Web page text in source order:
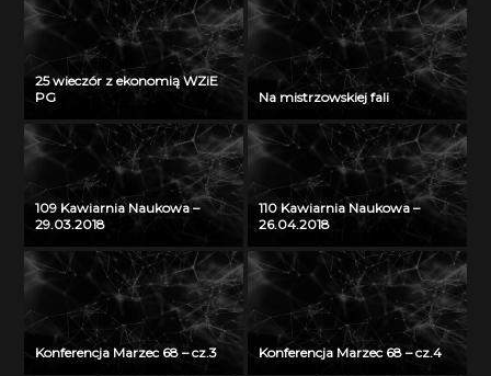
25 wieczór z ekonomią WZiE
PG
Na mistrzowskiej fali
109 Kawiarnia Naukowa –
29.03.2018
110 Kawiarnia Naukowa –
26.04.2018
Konferencja Marzec 68 – cz.3 Konferencja Marzec 68 – cz.4